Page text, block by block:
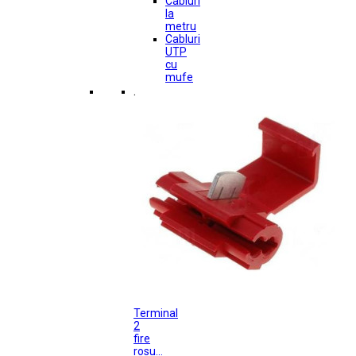
la
metru
Cabluri
UTP
cu
mufe
.
Terminal
2
fire
rosu...